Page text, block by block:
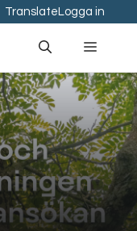
Translate Logga in
Meny